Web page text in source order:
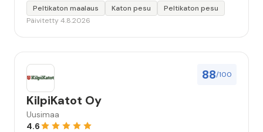
aika piti ja työn jälki oikein hyvää ja osaavaa. toinen
murhe tuli koska olimme matkoilla ja jossain
vuorokautta pihalle...kunnes naapuri uskaltautui
hommiin ja hyvä tulee. ”
Peltikaton maalaus Katon pesu
Peltikaton pesu
Päivitetty 4.8.2026
88/100
KilpiKatot Oy
Uusimaa
4.6